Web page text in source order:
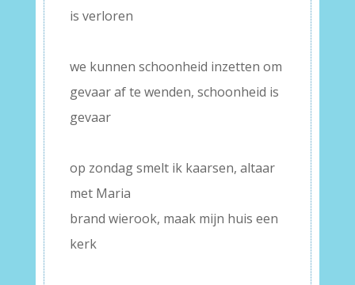
is verloren
we kunnen schoonheid inzetten om
gevaar af te wenden, schoonheid is
gevaar
op zondag smelt ik kaarsen, altaar
met Maria
brand wierook, maak mijn huis een
kerk